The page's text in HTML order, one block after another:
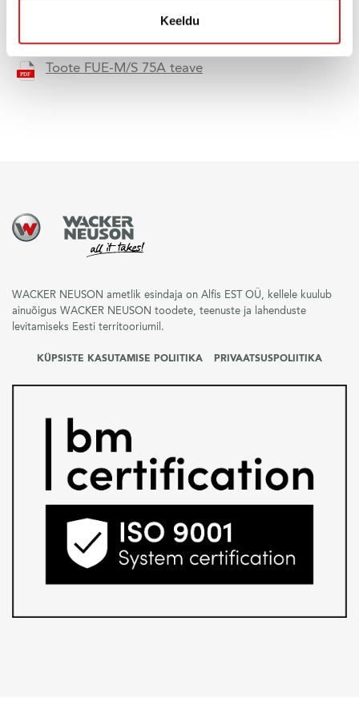
Keeldu
Toote FUE-M/S 75A teave
WACKER NEUSON ametlik esindaja on Alfis EST OÜ, kellele kuulub
ainuõigus WACKER NEUSON toodete, teenuste ja lahenduste
levitamiseks Eesti territooriumil.
KÜPSISTE KASUTAMISE POLIITIKA PRIVAATSUSPOLIITIKA